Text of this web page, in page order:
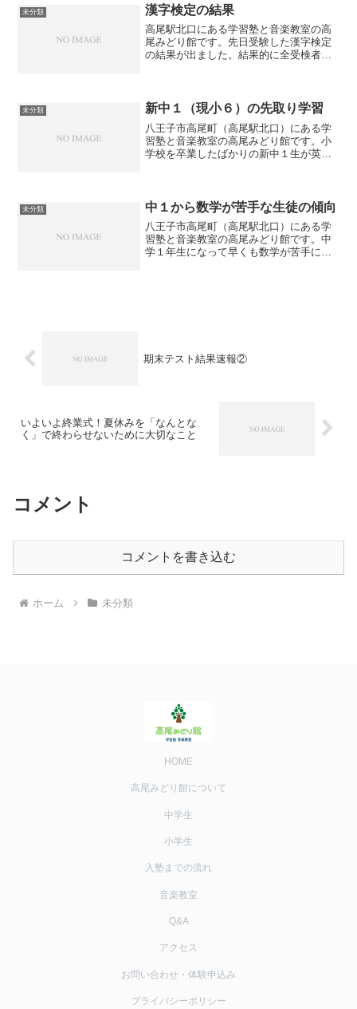
げたいというのが親御さん...
未分類 漢字検定の結果
高尾駅北口にある学習塾と音楽教室の高
尾みどり館です。先日受験した漢字検定
の結果が出ました。結果的に全受検者の
合格まであと３点だった生...
未分類 新中１（現小６）の先取り学習
八王子市高尾町（高尾駅北口）にある学
習塾と音楽教室の高尾みどり館です。小
学校を卒業したばかりの新中１生が英語
ーズに中学校生活をスター...
未分類 中１から数学が苦手な生徒の傾向
八王子市高尾町（高尾駅北口）にある学
習塾と音楽教室の高尾みどり館です。中
学１年生になって早くも数学が苦手にな
期末テスト結果速報②
いよいよ終業式！夏休みを「なんとな
く」で終わらせないために大切なこと
コメント
コメントを書き込む
ホーム 未分類
HOME
高尾みどり館について
中学生
小学生
入塾までの流れ
音楽教室
Q&A
アクセス
お問い合わせ・体験申込み
プライバシーポリシー